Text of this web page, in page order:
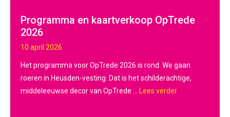
Programma en kaartverkoop OpTrede
2026
10 april 2026
Het programma voor OpTrede 2026 is rond. We gaan
roeren in Heusden-vesting. Dat is het schilderachtige,
middeleeuwse decor van OpTrede ...
Lees verder